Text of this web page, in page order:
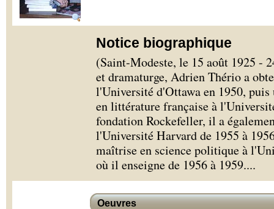
Notice biographique
(Saint-Modeste, le 15 août 1925 -
et dramaturge, Adrien Thério a
l'Université d'Ottawa en 1950,
en littérature française à
fondation Rockefeller, il a
l'Université Harvard de 1955 à
maîtrise en science politique à
où il enseigne de 1956 à 1959....
Oeuvres